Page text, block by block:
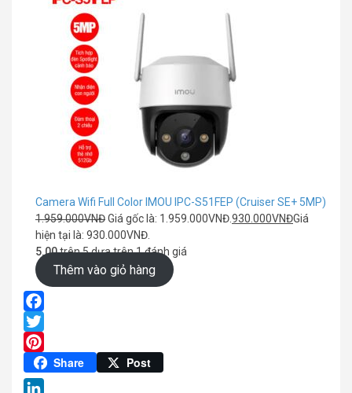
Camera Wifi Full Color IMOU IPC-S51FEP (Cruiser SE+ 5MP)
1.959.000VNĐGiá gốc là: 1.959.000VNĐ.930.000VNĐGiá
hiện tại là: 930.000VNĐ.
5.00trên 5 dựa trên1đánh giá
Thêm vào giỏ hàng
Facebook
Twitter
Pinterest
Share Post